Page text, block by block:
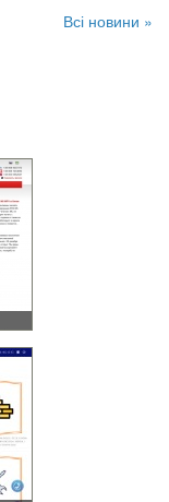
Всі новини »